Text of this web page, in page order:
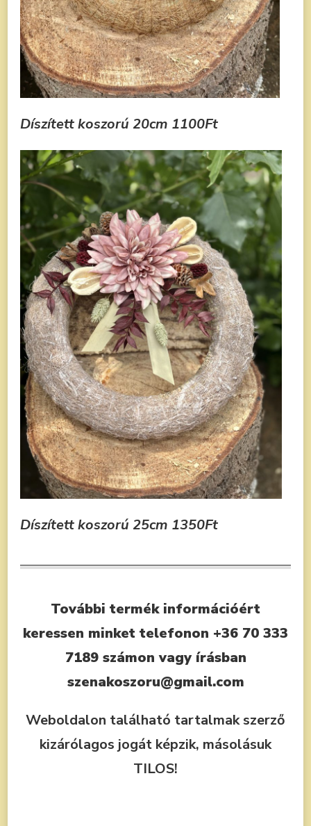
Díszített koszorú 20cm 1100Ft
Díszített koszorú 25cm 1350Ft
További termék információért
keressen minket telefonon +36 70 333
7189 számon vagy írásban
szenakoszoru@gmail.com
Weboldalon található tartalmak szerző
kizárólagos jogát képzik, másolásuk
TILOS!